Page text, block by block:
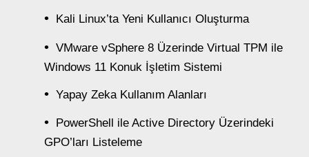
Kali Linux’ta Yeni Kullanıcı Oluşturma
VMware vSphere 8 Üzerinde Virtual TPM ile
Windows 11 Konuk İşletim Sistemi
Yapay Zeka Kullanım Alanları
PowerShell ile Active Directory Üzerindeki
GPO’ları Listeleme